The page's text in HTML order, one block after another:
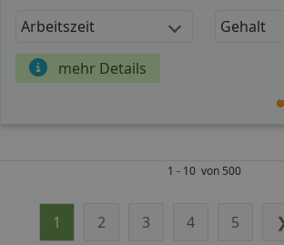
Arbeitszeit Gehalt
mehr Details
1 - 10 von 500
1 2 3 4 5